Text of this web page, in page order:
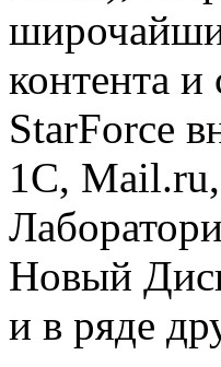
контента
StarForce
1С,
Новый
и в ряде